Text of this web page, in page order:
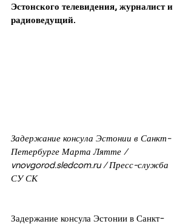
Эстонского телевидения, журналист и
радиоведущий.
Задержание консула Эстонии в Санкт-
Петербурге Марта Лятте /
vnovgorod.sledcom.ru / Пресс-служба
СУ СК
Задержание консула Эстонии в Санкт-